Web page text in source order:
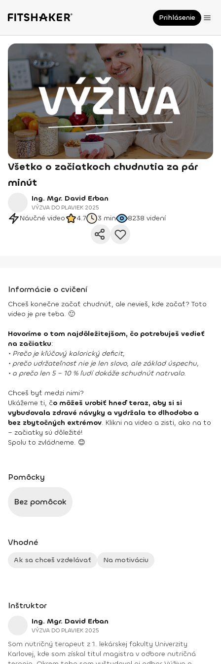
Prihlásenie
Všetko o začiatkoch chudnutia za pár
minút
Ing. Mgr. David Erban
VÝZVA DO PLAVIEK 2025
Náučné video 4.7 3 min 8238 videní
Informácie o cvičení
Chceš konečne začať chudnúť, ale nevieš, kde začať? Toto
video je pre teba. 🙂
Hovoríme o tom najdôležitejšom, čo potrebuješ vedieť
na začiatku:
• Prečo je kľúčový kalorický deficit,
• prečo udržateľnosť nie je len slovo, ale základ úspechu,
• a prečo len 5 – 10 % ľudí dokáže schudnúť natrvalo.
Chceš byť medzi nimi?
Ukážeme ti, čo môžeš urobiť hneď teraz, aby si si
vybudovala zdravé návyky a vydržala to dlhodobo a
bez zbytočných extrémov. Klikni na video a zisti, ako na to
– začiatky sú dôležité!
Spolu to zvládneme. 😊
Pomôcky
Bez pomôcok
Vhodné
Ak sa chceš vzdelávať Na motiváciu
Inštruktor
Ing. Mgr. David Erban
VÝZVA DO PLAVIEK 2025
Som nutričný terapeut z 1. lekárskej fakulty Univerzity
Karlovej, kde som získal titul magistra v odbore nutričná